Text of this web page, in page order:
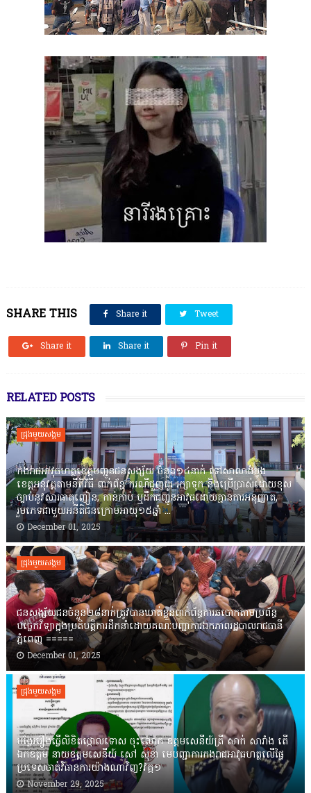
SHARE THIS Share it Tweet
Share it Share it Pin it
RELATED POSTS
ជ្រុងមួយសង្គម
កងរាជឣាវុធហត្ថខេត្តបញ្ជូនជនសង្ស័យ ចំនួន១៤នាក់ ទៅសាលាដំបូង
ខេត្តឣនុវត្តតាមនីតិវិធី ពាក់ព័ន្ធ ករណីជួញដូរ រក្សាទុក និងប្រើប្រាស់ដោយខុស
ច្បាប់នូវសារធាតុញៀន, កាន់កាប់ ឬដឹកជញ្ជូនអាវុធដោយគ្មានការអនុញ្ញាត,
រួមភេទជាមួយអនីតិជនក្រោមអាយុ១៥ឆ្នាំ ...
December 01, 2025
ជ្រុងមួយសង្គម
ជនសង្ស័យជនចំនួន២៨នាក់ត្រូវបានឃាត់ខ្លួនពាក់ព័ន្ធការឆបោកតាមប្រព័ន្ធ
បច្ចេកវិទ្យាក្នុងប្រតិបត្តិការដឹកនាំដោយគណៈបញ្ជាការឯកភាពរដ្ឋបាលរាជធានី
ភ្នំពេញ ‎=====
December 01, 2025
ជ្រុងមួយសង្គម
បង្វែររឿងធ្វើលិខិតថ្កោលទោស ចុះលោក ឧត្តមសេនីយ៍ត្រី សាក់ សារាំង តើ
ឯកឧត្តម នាយឧត្តមសេនីយ៍ សៅ សុខា មេបញ្ជាការកងរាជអាវុធហត្ថលើផ្ទៃ
ប្រទេសចាត់វិធានការយ៉ាងណាវិញ?វគ្គ១
November 29, 2025